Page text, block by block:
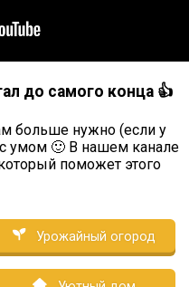
до самого конца 👍
больше нужно (если у
с умом 🙂 В нашем канале
поможет этого
Урожайный огород